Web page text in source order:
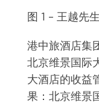
图 1 – 王越先
港中旅酒店集
北京维景国际
大酒店的收益
果：北京维景